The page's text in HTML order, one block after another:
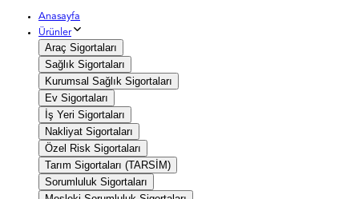
Anasayfa
Ürünler
Araç Sigortaları
Sağlık Sigortaları
Kurumsal Sağlık Sigortaları
Ev Sigortaları
İş Yeri Sigortaları
Nakliyat Sigortaları
Özel Risk Sigortaları
Tarım Sigortaları (TARSİM)
Sorumluluk Sigortaları